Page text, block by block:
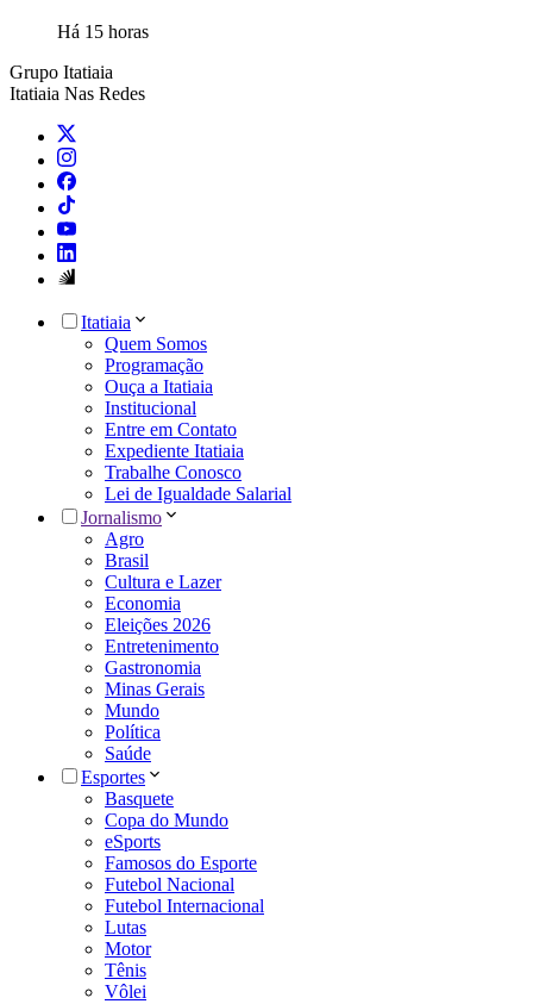
Há 15 horas
Grupo Itatiaia
Itatiaia Nas Redes
Itatiaia
Quem Somos
Programação
Ouça a Itatiaia
Institucional
Entre em Contato
Expediente Itatiaia
Trabalhe Conosco
Lei de Igualdade Salarial
Jornalismo
Agro
Brasil
Cultura e Lazer
Economia
Eleições 2026
Entretenimento
Gastronomia
Minas Gerais
Mundo
Política
Saúde
Esportes
Basquete
Copa do Mundo
eSports
Famosos do Esporte
Futebol Nacional
Futebol Internacional
Lutas
Motor
Tênis
Vôlei